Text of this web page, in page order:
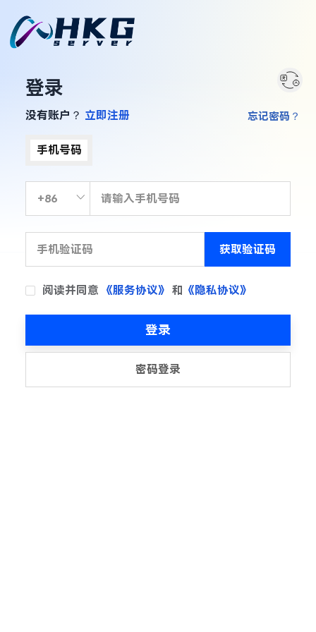
登录
没有账户？ 立即注册
手机号码
获取验证码
阅读并同意 《服务协议》 和 《隐私协议》
忘记密码？
登录
密码登录